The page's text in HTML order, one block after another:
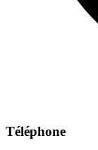
Téléphone